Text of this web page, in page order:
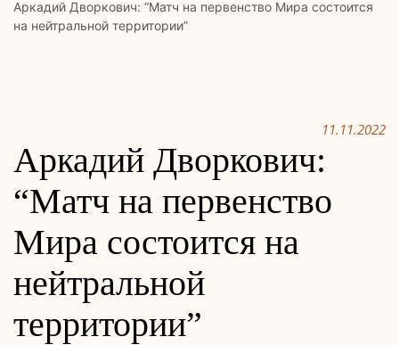
Аркадий Дворкович: “Матч на первенство Мира состоится
на нейтральной территории”
11.11.2022
Аркадий Дворкович:
“Матч на первенство
Мира состоится на
нейтральной
территории”